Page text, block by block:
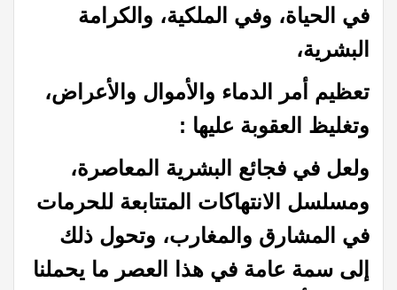
في الحياة، وفي الملكية، والكرامة
البشرية،
تعظيم أمر الدماء والأموال والأعراض،
وتغليظ العقوبة عليها :
ولعل في فجائع البشرية المعاصرة،
ومسلسل الانتهاكات المتتابعة للحرمات
في المشارق والمغارب، وتحول ذلك
إلى سمة عامة في هذا العصر ما يحملنا